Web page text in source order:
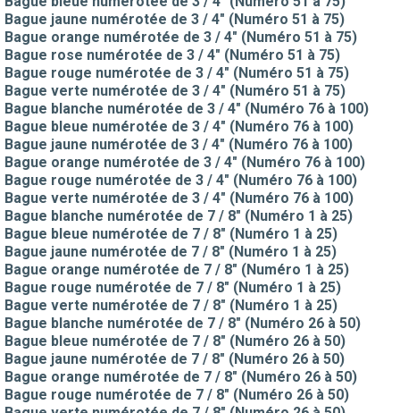
Bague jaune numérotée de 3 / 4" (Numéro 51 à 75)
Bague orange numérotée de 3 / 4" (Numéro 51 à 75)
Bague rose numérotée de 3 / 4" (Numéro 51 à 75)
Bague rouge numérotée de 3 / 4" (Numéro 51 à 75)
Bague verte numérotée de 3 / 4" (Numéro 51 à 75)
Bague blanche numérotée de 3 / 4" (Numéro 76 à 100)
Bague bleue numérotée de 3 / 4" (Numéro 76 à 100)
Bague jaune numérotée de 3 / 4" (Numéro 76 à 100)
Bague orange numérotée de 3 / 4" (Numéro 76 à 100)
Bague rouge numérotée de 3 / 4" (Numéro 76 à 100)
Bague verte numérotée de 3 / 4" (Numéro 76 à 100)
Bague blanche numérotée de 7 / 8" (Numéro 1 à 25)
Bague bleue numérotée de 7 / 8" (Numéro 1 à 25)
Bague jaune numérotée de 7 / 8" (Numéro 1 à 25)
Bague orange numérotée de 7 / 8" (Numéro 1 à 25)
Bague rouge numérotée de 7 / 8" (Numéro 1 à 25)
Bague verte numérotée de 7 / 8" (Numéro 1 à 25)
Bague blanche numérotée de 7 / 8" (Numéro 26 à 50)
Bague bleue numérotée de 7 / 8" (Numéro 26 à 50)
Bague jaune numérotée de 7 / 8" (Numéro 26 à 50)
Bague orange numérotée de 7 / 8" (Numéro 26 à 50)
Bague rouge numérotée de 7 / 8" (Numéro 26 à 50)